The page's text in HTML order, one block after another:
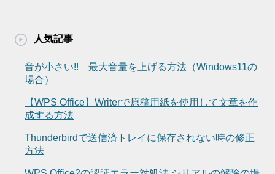
人気記事
音が小さい!! 最大音量を上げる方法（Windows11の
場合）
【WPS Office】Writerで原稿用紙を使用して文章を作
成する方法
Thunderbirdで送信済トレイに保存されない時の修正
方法